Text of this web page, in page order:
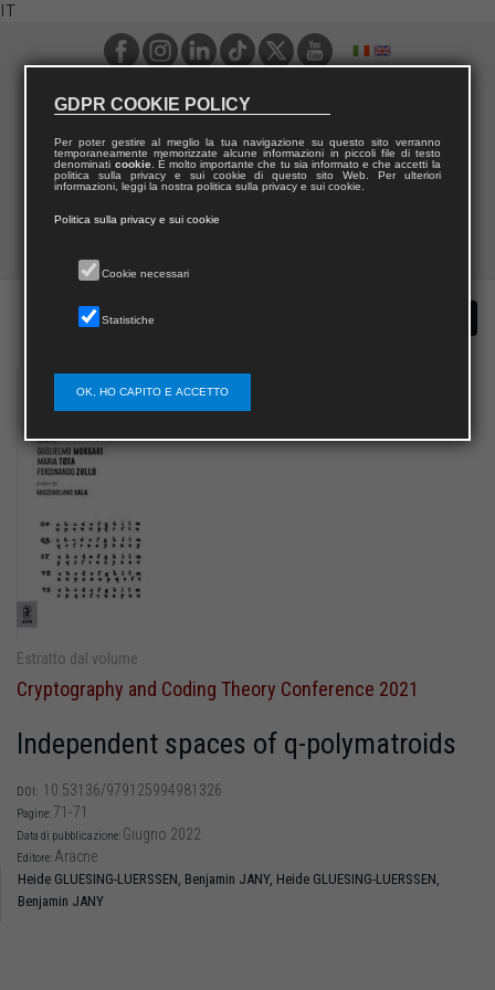
IT
Estratto dal volume
Cryptography and Coding Theory Conference 2021
Independent spaces of q-polymatroids
DOI: 10.53136/979125994981326
Pagine:71-71
Data di pubblicazione: Giugno 2022
Editore: Aracne
Heide GLUESING-LUERSSEN, Benjamin JANY, Heide GLUESING-LUERSSEN,
Benjamin JANY
GDPR COOKIE POLICY
Per poter gestire al meglio la tua navigazione su questo sito verranno
temporaneamente memorizzate alcune informazioni in piccoli file di testo
denominati cookie. È molto importante che tu sia informato e che accetti la
politica sulla privacy e sui cookie di questo sito Web. Per ulteriori
informazioni, leggi la nostra politica sulla privacy e sui cookie.
Politica sulla privacy e sui cookie
Cookie necessari
Statistiche
OK, HO CAPITO E ACCETTO